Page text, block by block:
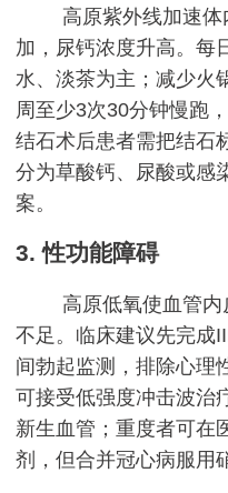
高原紫外线加速
加，尿钙浓度升高。每
水、淡茶为主；减少火
周至少3次30分钟慢跑
结石术后患者需把结石
分为草酸钙、尿酸或感
案。
3. 性功能障碍
高原低氧使血管
不足。临床建议先完成
间勃起监测，排除心理
可接受低强度冲击波治
新生血管；重度者可在
剂，但合并冠心病服用